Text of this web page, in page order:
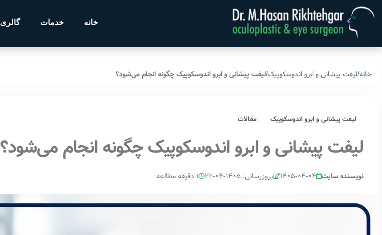
خانه خدمات گالری
خانه/لیفت پیشانی و ابرو اندوسکوپیک/لیفت پیشانی و ابرو اندوسکوپیک چگونه انجام می‌شود؟
لیفت پیشانی و ابرو اندوسکوپیک مقالات
لیفت پیشانی و ابرو اندوسکوپیک چگونه انجام می‌شود؟
نویسنده سایت ۱۴۰۵-۰۴-۰۴ بروزرسانی: ۱۴۰۵-۰۴-۲۲ 1 دقیقه مطالعه